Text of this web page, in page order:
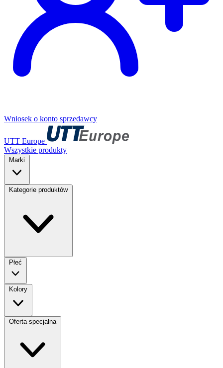
Wniosek o konto sprzedawcy
UTT Europe
Wszystkie produkty
Marki
Kategorie produktów
Płeć
Kolory
Oferta specjalna